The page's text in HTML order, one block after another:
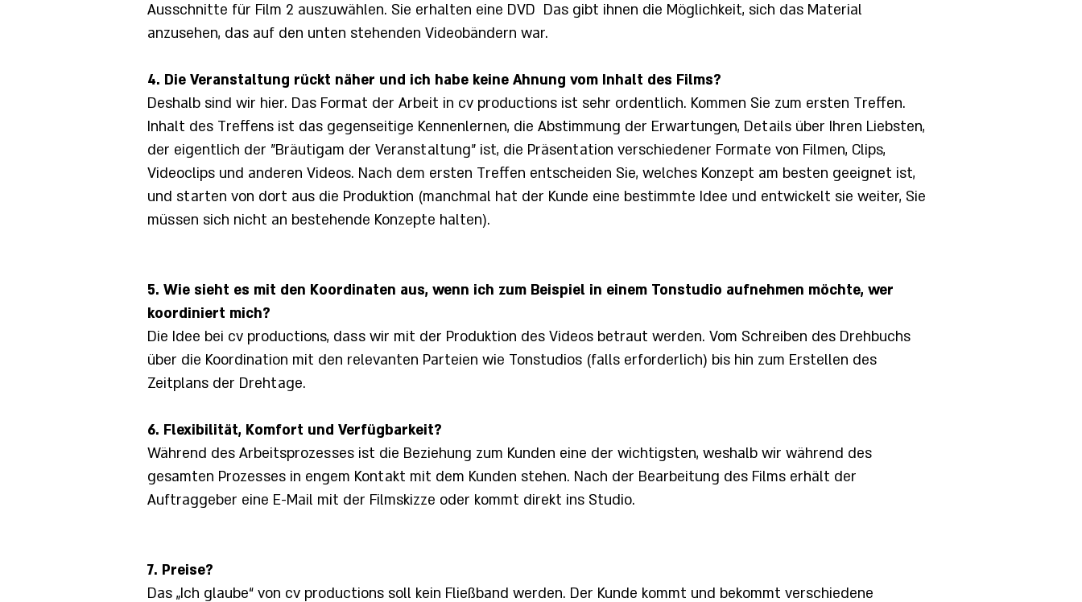
Ausschnitte für Film 2 auszuwählen. Sie erhalten eine DVD Das gibt ihnen die Möglichkeit, sich das Material
anzusehen, das auf den unten stehenden Videobändern war.
4. Die Veranstaltung rückt näher und ich habe keine Ahnung vom Inhalt des Films?
Deshalb sind wir hier. Das Format der Arbeit in cv productions ist sehr ordentlich. Kommen Sie zum ersten Treffen.
Inhalt des Treffens ist das gegenseitige Kennenlernen, die Abstimmung der Erwartungen, Details über Ihren Liebsten,
der eigentlich der "Bräutigam der Veranstaltung" ist, die Präsentation verschiedener Formate von Filmen, Clips,
Videoclips und anderen Videos. Nach dem ersten Treffen entscheiden Sie, welches Konzept am besten geeignet ist,
und starten von dort aus die Produktion (manchmal hat der Kunde eine bestimmte Idee und entwickelt sie weiter, Sie
müssen sich nicht an bestehende Konzepte halten).
5. Wie sieht es mit den Koordinaten aus, wenn ich zum Beispiel in einem Tonstudio aufnehmen möchte, wer
koordiniert mich?
Die Idee bei cv productions, dass wir mit der Produktion des Videos betraut werden. Vom Schreiben des Drehbuchs
über die Koordination mit den relevanten Parteien wie Tonstudios (falls erforderlich) bis hin zum Erstellen des
Zeitplans der Drehtage.
6. Flexibilität, Komfort und Verfügbarkeit?
Während des Arbeitsprozesses ist die Beziehung zum Kunden eine der wichtigsten, weshalb wir während des
gesamten Prozesses in engem Kontakt mit dem Kunden stehen. Nach der Bearbeitung des Films erhält der
Auftraggeber eine E-Mail mit der Filmskizze oder kommt direkt ins Studio.
7. Preise?
Das „Ich glaube“ von cv productions soll kein Fließband werden. Der Kunde kommt und bekommt verschiedene